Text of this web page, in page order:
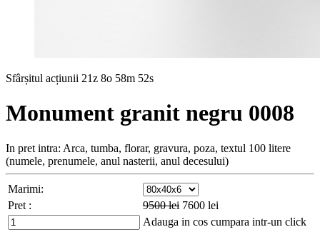
Sfârșitul acțiunii 21z 8o 58m 50s
Monument granit negru 0008
In pret intra: Arca, tumba, florar, gravura, poza, textul 100 litere
(numele, prenumele, anul nasterii, anul decesului)
Marimi:
Pret :
9500lei 7600 lei
Adauga in cos cumpara intr-un click